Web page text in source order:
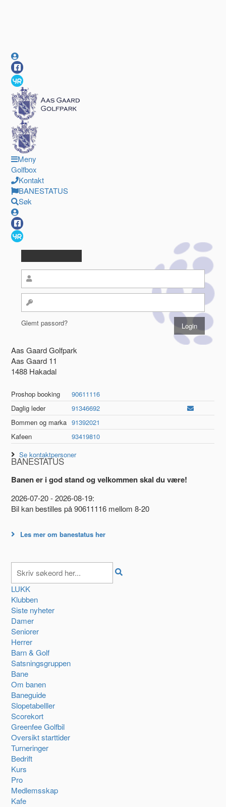
Meny
Golfbox
Kontakt
BANESTATUS
Søk
Glemt passord?
Aas Gaard Golfpark
Aas Gaard 11
1488 Hakadal
Proshop booking
90611116
Daglig leder
91346692
Bommen og marka 91392021
Kafeen
93419810
Se kontaktpersoner
BANESTATUS
Banen er i god stand og velkommen skal du være!
2026-07-20 - 2026-08-19:
Bil kan bestilles på 90611116 mellom 8-20
Les mer om banestatus her
LUKK
Klubben
Siste nyheter
Damer
Seniorer
Herrer
Barn & Golf
Satsningsgruppen
Bane
Om banen
Baneguide
Slopetabelller
Scorekort
Greenfee Golfbil
Oversikt starttider
Turneringer
Bedrift
Kurs
Pro
Medlemsskap
Kafe